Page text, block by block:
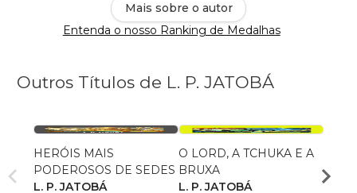
Mais sobre o autor
Entenda o nosso Ranking de Medalhas
Outros Títulos de L. P. JATOBÁ
HERÓIS MAIS
PODEROSOS DE SEDES
L. P. JATOBÁ
O LORD, A TCHUKA E A
BRUXA
L. P. JATOBÁ
L. P.
R$